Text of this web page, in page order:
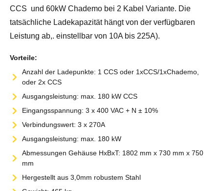
CCS und 60kW Chademo bei 2 Kabel Variante. Die
tatsächliche Ladekapazität hängt von der verfügbaren
Leistung ab,. einstellbar von 10A bis 225A).
Vorteile:
Anzahl der Ladepunkte: 1 CCS oder 1xCCS/1xChademo,
oder 2x CCS
Ausgangsleistung: max. 180 kW CCS
Eingangsspannung: 3 x 400 VAC + N ± 10%
Verbindungswert: 3 x 270A
Ausgangsleistung: max. 180 kW
Abmessungen Gehäuse HxBxT: 1802 mm x 730 mm x 750
mm
Hergestellt aus 3,0mm robustem Stahl